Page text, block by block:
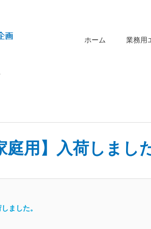
ホーム 業務用
用】入荷しました
ました。